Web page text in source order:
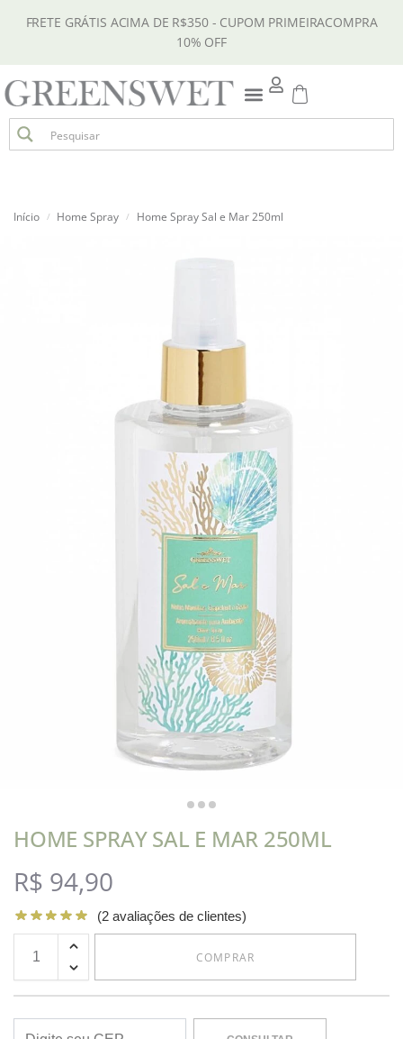
FRETE GRÁTIS ACIMA DE R$350 - CUPOM PRIMEIRACOMPRA
10% OFF
Início / Home Spray / Home Spray Sal e Mar 250ml
HOME SPRAY SAL E MAR 250ML
R$ 94,90
(2 avaliações de clientes)
COMPRAR